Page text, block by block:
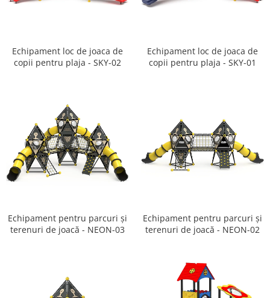
Ghivece de exterior
Stalpi camere video
Stalpi / bolarzi de delimitare
Tomberoane si Pubele de Gunoi
Magazie pubele / tomberoane
gunoi
Mobilier urban DIZABILITATI
Echipament loc de joaca de
copii pentru plaja - SKY-02
Echipament loc de joaca de
copii pentru plaja - SKY-01
Echipament pentru parcuri și
terenuri de joacă - NEON-03
Echipament pentru parcuri și
terenuri de joacă - NEON-02